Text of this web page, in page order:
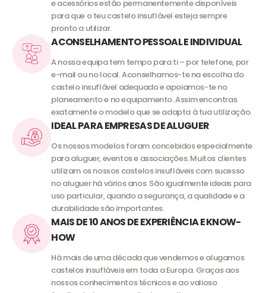
e acessórios estão permanentemente disponíveis
para que o teu castelo insuflável esteja sempre
pronto a utilizar.
ACONSELHAMENTO PESSOAL E INDIVIDUAL
A nossa equipa tem tempo para ti – por telefone, por
e-mail ou no local. Aconselhamos-te na escolha do
castelo insuflável adequado e apoiamos-te no
planeamento e no equipamento. Assim encontras
exatamente o modelo que se adapta à tua utilização.
IDEAL PARA EMPRESAS DE ALUGUER
Os nossos modelos foram concebidos especialmente
para aluguer, eventos e associações. Muitos clientes
utilizam os nossos castelos insufláveis com sucesso
no aluguer há vários anos. São igualmente ideais para
uso particular, quando a segurança, a qualidade e a
durabilidade são importantes.
MAIS DE 10 ANOS DE EXPERIÊNCIA E KNOW-
HOW
Há mais de uma década que vendemos e alugamos
castelos insufláveis em toda a Europa. Graças aos
nossos conhecimentos técnicos e ao valioso